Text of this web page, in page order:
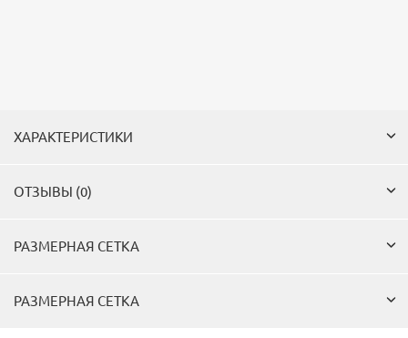
ХАРАКТЕРИСТИКИ
ОТЗЫВЫ (0)
РАЗМЕРНАЯ СЕТКА
РАЗМЕРНАЯ СЕТКА